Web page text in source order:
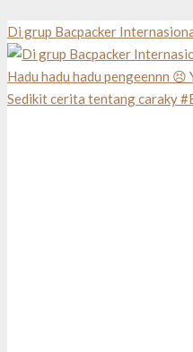
Di grup Bacpacker
Sedikit cerita tentang caraky